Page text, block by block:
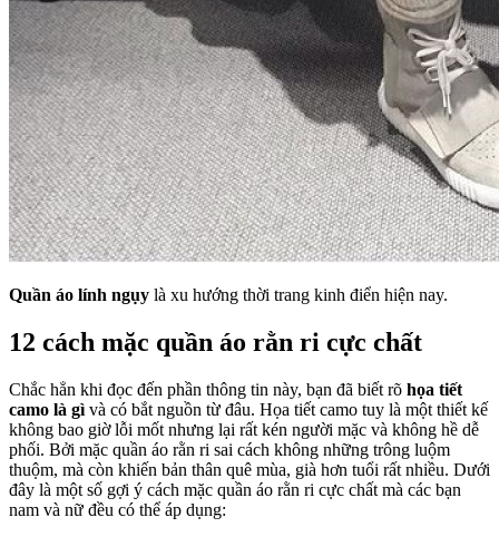
Quần áo lính ngụy là xu hướng thời trang kinh điển hiện nay.
12 cách mặc quần áo rằn ri cực chất
Chắc hẳn khi đọc đến phần thông tin này, bạn đã biết rõ họa tiết
camo là gì và có bắt nguồn từ đâu. Họa tiết camo tuy là một thiết kế
không bao giờ lỗi mốt nhưng lại rất kén người mặc và không hề dễ
phối. Bởi mặc quần áo rằn ri sai cách không những trông luộm
thuộm, mà còn khiến bản thân quê mùa, già hơn tuổi rất nhiều. Dưới
đây là một số gợi ý cách mặc quần áo rằn ri cực chất mà các bạn
nam và nữ đều có thể áp dụng: